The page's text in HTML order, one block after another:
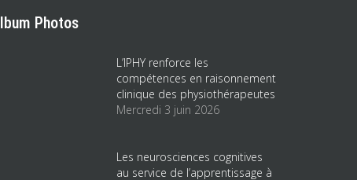
Photos
L’IPHY renforce les
compétences en raisonnement
clinique des physiothérapeutes
Mercredi 3 juin 2026
Les neurosciences cognitives
au service de l’apprentissage à